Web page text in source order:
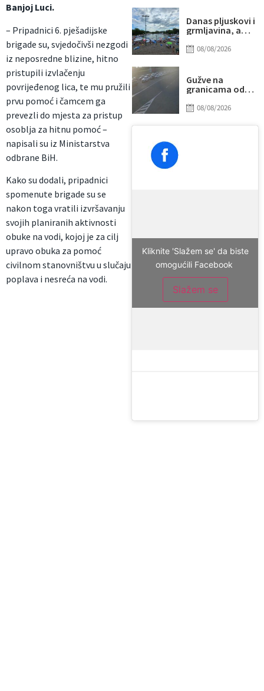
Banjoj Luci.
– Pripadnici 6. pješadijske
brigade su, svjedočivši nezgodi
iz neposredne blizine, hitno
pristupili izvlačenju
povrijeđenog lica, te mu pružili
prvu pomoć i čamcem ga
prevezli do mjesta za pristup
osoblja za hitnu pomoć –
napisali su iz Ministarstva
odbrane BiH.
Kako su dodali, pripadnici
spomenute brigade su se
nakon toga vratili izvršavanju
svojih planiranih aktivnosti
obuke na vodi, kojoj je za cilj
upravo obuka za pomoć
civilnom stanovništvu u slučaju
poplava i nesreća na vodi.
biciklistu
Danas pljuskovi i
grmljavina, a
toplotni talas
08/08/2026
Gužve na
granicama od
Duga
izlazu iz BiH, evo
08/08/2026
Kliknite 'Slažem se' da biste
omogućili Facebook
Slažem se